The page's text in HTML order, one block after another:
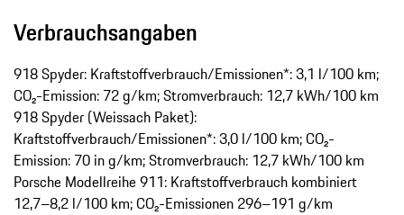
Verbrauchsangaben
918 Spyder: Kraftstoffverbrauch/Emissionen*: 3,1 l/100 km;
CO₂-Emission: 72 g/km; Stromverbrauch: 12,7 kWh/100 km
918 Spyder (Weissach Paket):
Kraftstoffverbrauch/Emissionen*: 3,0 l/100 km; CO₂-
Emission: 70 in g/km; Stromverbrauch: 12,7 kWh/100 km
Porsche Modellreihe 911: Kraftstoffverbrauch kombiniert
12,7–8,2 l/100 km; CO₂-Emissionen 296–191 g/km